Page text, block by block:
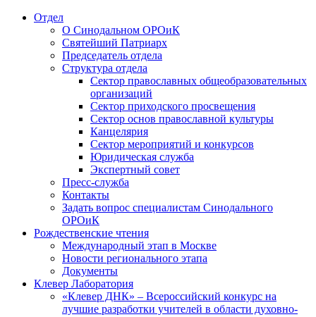
Отдел
О Синодальном ОРОиК
Святейший Патриарх
Председатель отдела
Структура отдела
Сектор православных общеобразовательных
организаций
Сектор приходского просвещения
Сектор основ православной культуры
Канцелярия
Сектор мероприятий и конкурсов
Юридическая служба
Экспертный совет
Пресс-служба
Контакты
Задать вопрос специалистам Синодального
ОРОиК
Рождественские чтения
Международный этап в Москве
Новости регионального этапа
Документы
Клевер Лаборатория
«Клевер ДНК» – Всероссийский конкурс на
лучшие разработки учителей в области духовно-